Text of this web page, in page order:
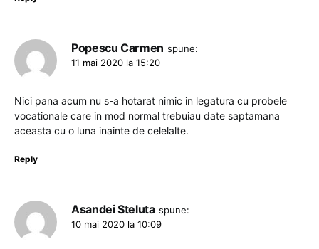
Popescu Carmen spune:
11 mai 2020 la 15:20
Nici pana acum nu s-a hotarat nimic in legatura cu probele
vocationale care in mod normal trebuiau date saptamana
aceasta cu o luna inainte de celelalte.
Reply
Asandei Steluta spune:
10 mai 2020 la 10:09